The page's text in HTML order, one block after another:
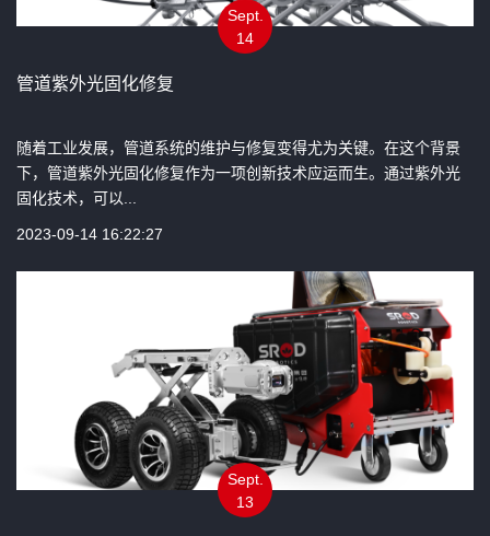
Sept.
14
管道紫外光固化修复
随着工业发展，管道系统的维护与修复变得尤为关键。在这个背景
下，管道紫外光固化修复作为一项创新技术应运而生。通过紫外光
固化技术，可以...
2023-09-14 16:22:27
Sept.
13